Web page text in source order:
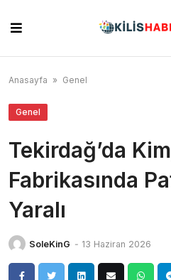
content
Anasayfa » Genel
Genel
Tekirdağ’da
Fabrikasında
Yaralı
SoleKinG - 13 Haziran 2026